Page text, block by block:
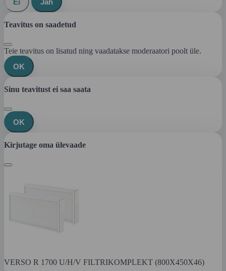
Teavitus on saadetud
Teie teavitus on lisatud ning vaadatakse moderaatori poolt üle.
OK
Sinu teavitust ei saa saata
OK
Kirjutage oma ülevaade
VERSO R 1700 U/H/V FILTRIKOMPLEKT (800X450X46)